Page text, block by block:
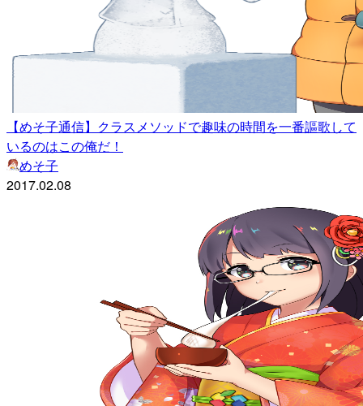
【めそ子通信】クラスメソッドで趣味の時間を一番謳歌して
いるのはこの俺だ！
めそ子
2017.02.08